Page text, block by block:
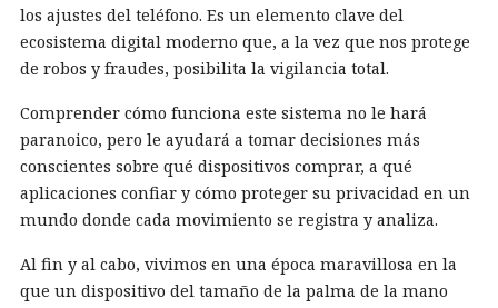
los ajustes del teléfono. Es un elemento clave del
ecosistema digital moderno que, a la vez que nos protege
de robos y fraudes, posibilita la vigilancia total.
Comprender cómo funciona este sistema no le hará
paranoico, pero le ayudará a tomar decisiones más
conscientes sobre qué dispositivos comprar, a qué
aplicaciones confiar y cómo proteger su privacidad en un
mundo donde cada movimiento se registra y analiza.
Al fin y al cabo, vivimos en una época maravillosa en la
que un dispositivo del tamaño de la palma de la mano